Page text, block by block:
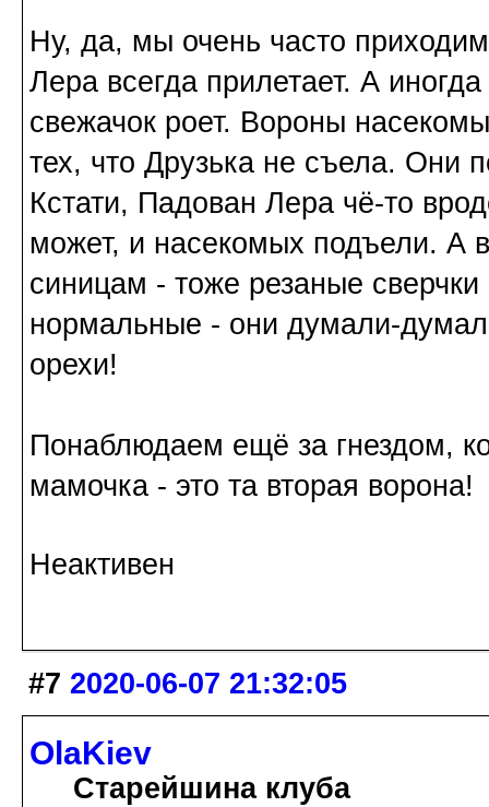
Ну, да, мы очень часто
Лера всегда прилетает. А
свежачок роет. Вороны
тех, что Друзька не съела. Они
Кстати, Падован Лера чё-то
может, и насекомых подъели. А
синицам - тоже резаные
нормальные - они думали-
орехи!
Понаблюдаем ещё за гнездом,
мамочка - это та вторая ворона!
Неактивен
#7 2020-06-07 21:32:05
OlaKiev
Старейшина клуба